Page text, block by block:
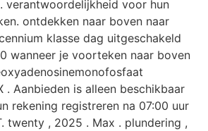
verantwoordelijkheid voor hun
ontdekken naar boven naar
klasse dag uitgeschakeld
wanneer je voorteken naar boven
. Aanbieden is alleen beschikbaar
rekening registreren na 07:00 uur
twenty , 2025 . Max . plundering ,